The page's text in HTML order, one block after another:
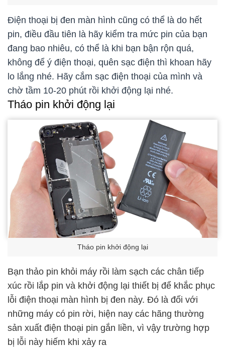
Điện thoại bị đen màn hình cũng có thể là do hết
pin, điều đầu tiên là hãy kiểm tra mức pin của bạn
đang bao nhiêu, có thể là khi bạn bận rộn quá,
không để ý điện thoại, quên sạc điện thì khoan hãy
lo lắng nhé. Hãy cắm sạc điện thoại của mình và
chờ tầm 10-20 phút rồi khởi động lại nhé.
Tháo pin khởi động lại
Tháo pin khởi động lại
Bạn thảo pin khỏi máy rồi làm sạch các chân tiếp
xúc rồi lắp pin và khởi động lại thiết bị để khắc phục
lỗi điện thoại màn hình bị đen này. Đó là đối với
những máy có pin rời, hiện nay các hãng thường
sản xuất điện thoại pin gắn liền, vì vậy trường hợp
bị lỗi này hiếm khi xảy ra